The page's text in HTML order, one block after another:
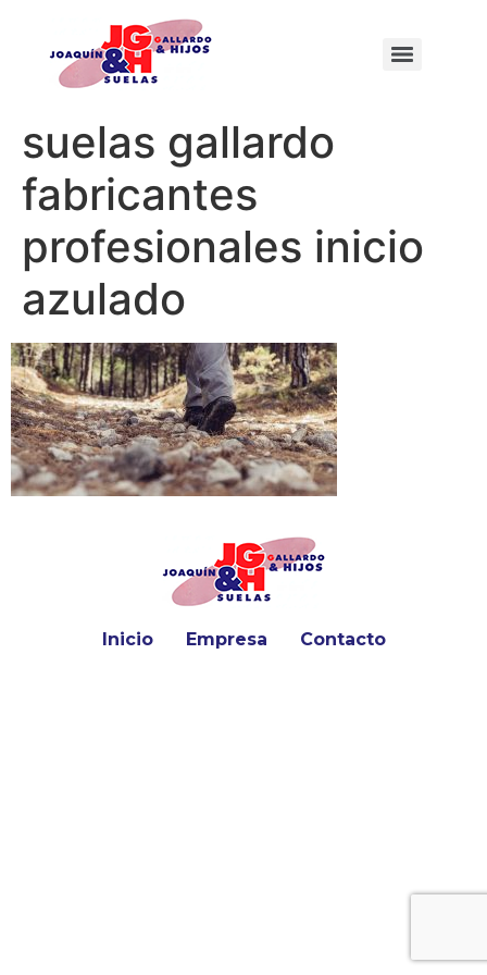
suelas gallardo
fabricantes
profesionales inicio
azulado
Inicio Empresa Contacto